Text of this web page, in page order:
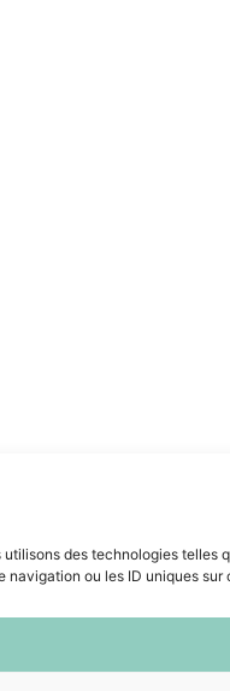
des technologies
navigation ou les ID uniques